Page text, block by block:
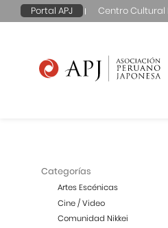
Portal APJ Centro Cultural
Categorías
Artes Escénicas
Cine / Video
Comunidad Nikkei